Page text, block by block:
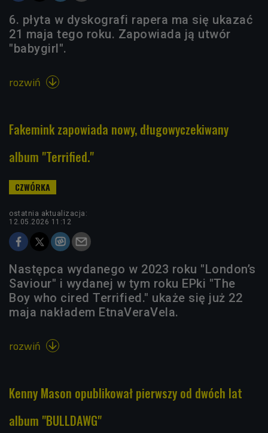
6. płyta w dyskografi rapera ma się ukazać
21 maja tego roku. Zapowiada ją utwór
"babygirl".
rozwiń 
Fakemink zapowiada nowy, długowyczekiwany
album "Terrified."
ostatnia aktualizacja:
12.05.2026 11:12
Następca wydanego w 2023 roku "London’s
Saviour" i wydanej w tym roku EPki "The
Boy who cired Terrified." ukaże się już 22
maja nakładem EtnaVeraVela.
rozwiń 
Kenny Mason opublikował pierwszy od dwóch lat
album "BULLDAWG"